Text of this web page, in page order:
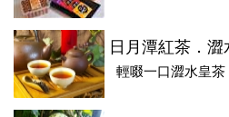
日月潭紅茶．澀
輕啜一口澀水皇茶